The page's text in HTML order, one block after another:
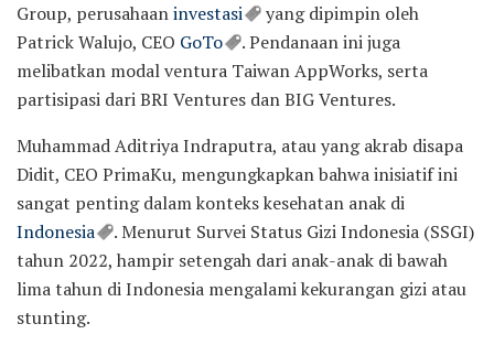
Group, perusahaaninvestasi
yang dipimpin oleh
Patrick Walujo, CEO GoTo
. Pendanaan ini juga
melibatkan modal ventura Taiwan AppWorks, serta
partisipasi dari BRI Ventures dan BIG Ventures.
Muhammad Aditriya Indraputra, atau yang akrab disapa
Didit, CEO PrimaKu, mengungkapkan bahwa inisiatif ini
sangat penting dalam konteks kesehatan anak di
Indonesia
. Menurut Survei Status Gizi Indonesia (SSGI)
tahun 2022, hampir setengah dari anak-anak di bawah
lima tahun di Indonesia mengalami kekurangan gizi atau
stunting.